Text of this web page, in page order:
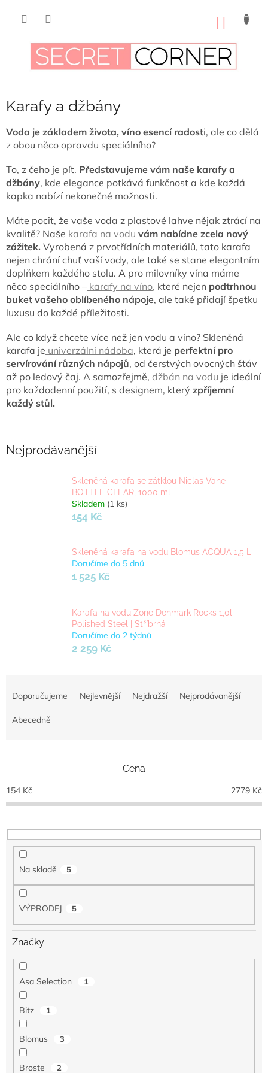
Karafy a džbány
Voda je základem života, víno esencí radosti, ale co dělá
z obou něco opravdu speciálního?
To, z čeho je pít. Představujeme vám naše karafy a
džbány, kde elegance potkává funkčnost a kde každá
kapka nabízí nekonečné možnosti.
Máte pocit, že vaše voda z plastové lahve nějak ztrácí na
kvalitě? Naše karafa na vodu vám nabídne zcela nový
zážitek. Vyrobená z prvotřídních materiálů, tato karafa
nejen chrání chuť vaší vody, ale také se stane elegantním
doplňkem každého stolu. A pro milovníky vína máme
něco speciálního – karafy na víno, které nejen podtrhnou
buket vašeho oblíbeného nápoje, ale také přidají špetku
luxusu do každé příležitosti.
Ale co když chcete více než jen vodu a víno? Skleněná
karafa je univerzální nádoba, která je perfektní pro
servírování různých nápojů, od čerstvých ovocných šťáv
až po ledový čaj. A samozřejmě, džbán na vodu je ideální
pro každodenní použití, s designem, který zpříjemní
každý stůl.
Nejprodávanější
Skleněná karafa se zátklou Niclas Vahe
BOTTLE CLEAR, 1000 ml
Skladem (1 ks)
154 Kč
Skleněná karafa na vodu Blomus ACQUA 1,5 L
Doručíme do 5 dnů
1 525 Kč
Karafa na vodu Zone Denmark Rocks 1,0l
Polished Steel | Stříbrná
Doručíme do 2 týdnů
2 259 Kč
e
o
d
k
t
Doporučujeme Nejlevnější Nejdražší Nejprodávanější
Abecedně
Cena
154 Kč 2779 Kč
Na skladě 5
VÝPRODEJ 5
Značky
Asa Selection 1
Bitz 1
Blomus 3
Broste 2